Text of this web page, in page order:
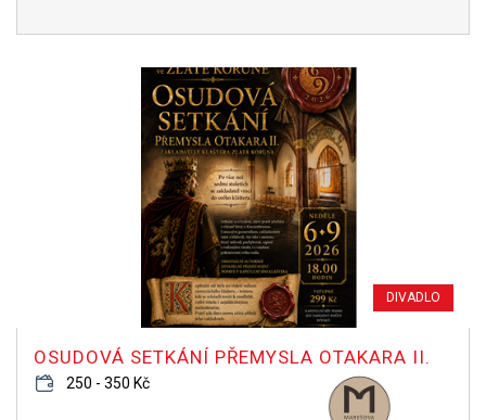
DIVADLO
OSUDOVÁ SETKÁNÍ PŘEMYSLA OTAKARA II.
250 - 350 Kč